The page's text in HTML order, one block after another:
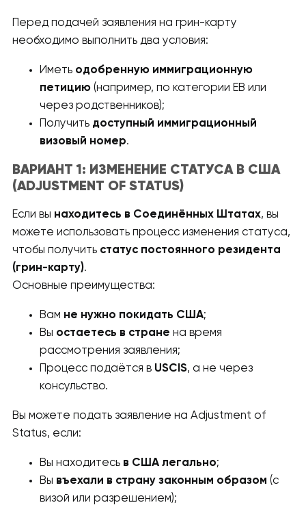
Перед подачей заявления на грин-карту
необходимо выполнить два условия:
Иметь одобренную иммиграционную
петицию (например, по категории EB или
через родственников);
Получить доступный иммиграционный
визовый номер.
ВАРИАНТ 1: ИЗМЕНЕНИЕ СТАТУСА В США
(ADJUSTMENT OF STATUS)
Если вы находитесь в Соединённых Штатах, вы
можете использовать процесс изменения статуса,
чтобы получить статус постоянного резидента
(грин-карту).
Основные преимущества:
Вам не нужно покидать США;
Вы остаетесь в стране на время
рассмотрения заявления;
Процесс подаётся в USCIS, а не через
консульство.
Вы можете подать заявление на Adjustment of
Status, если:
Вы находитесь в США легально;
Вы въехали в страну законным образом (с
визой или разрешением);